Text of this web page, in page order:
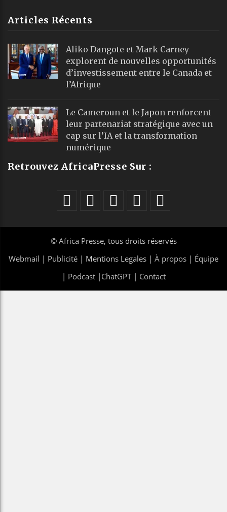
Articles Récents
Aliko Dangote et Mark Carney
explorent de nouvelles opportunités
d’investissement entre le Canada et
l’Afrique
Le Cameroun et le Japon renforcent
leur partenariat stratégique avec un
cap sur l’IA et la transformation
numérique
Retrouvez AfricaPresse Sur :
© Africa Presse, tous droits réservés
Webmail | Publicité | Mentions Legales | À propos | Équipe
| Podcast| ChatGPT| Contact